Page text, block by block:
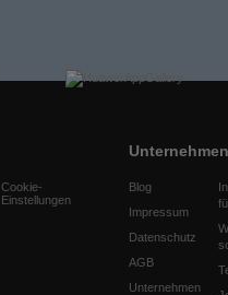
Cookie-
Einstellungen
Unternehmen
Blog
Impressum
Datenschutz
AGB
Unternehmen